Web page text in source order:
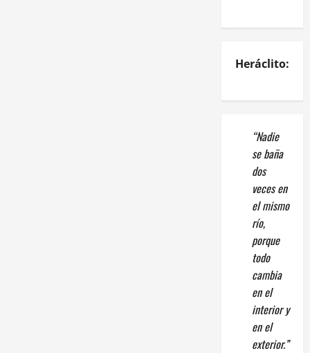
Heráclito:
“Nadie
se baña
dos
veces en
el mismo
río,
porque
todo
cambia
en el
interior y
en el
exterior.”